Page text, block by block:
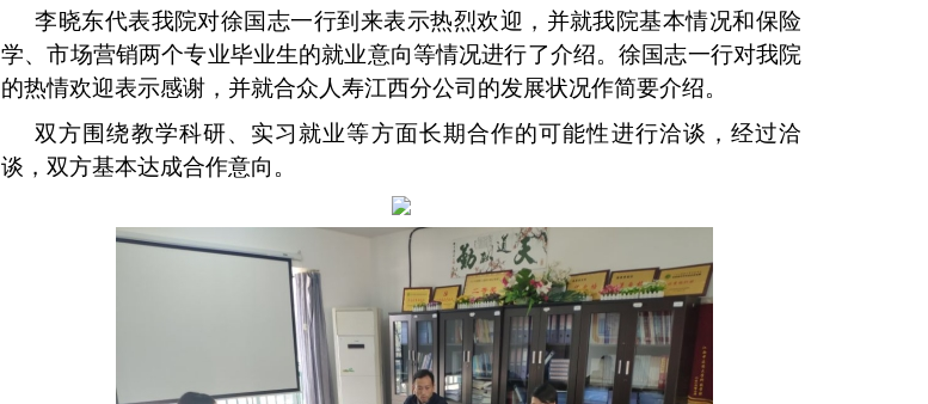
李晓东代表我院对徐国志一行到来表示热烈欢迎，并就我院基本情况和保险
学、市场营销两个专业毕业生的就业意向等情况进行了介绍。徐国志一行对我院
的热情欢迎表示感谢，并就合众人寿江西分公司的发展状况作简要介绍。
双方围绕教学科研、实习就业等方面长期合作的可能性进行洽谈，经过洽
谈，双方基本达成合作意向。